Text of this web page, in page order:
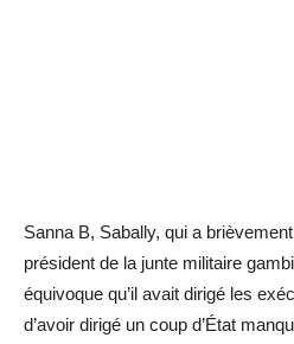
Sanna B, Sabally, qui a
président de la junte militaire
équivoque qu’il avait dirigé les
d’avoir dirigé un coup d’État